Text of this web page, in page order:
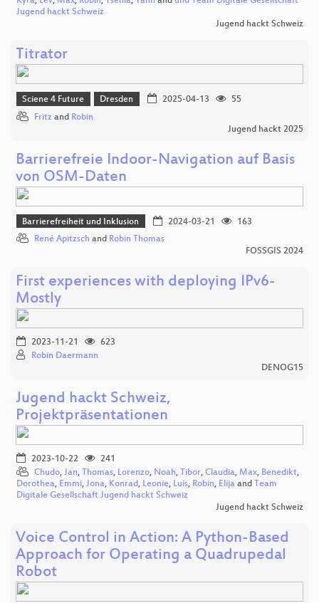
Jugend hackt Schweiz
Jugend hackt Schweiz
Titrator
Sciene 4 Future Dresden 2025-04-13
55
Fritz and Robin
Jugend hackt 2025
Barrierefreie Indoor-Navigation auf Basis
von OSM-Daten
Barrierefreiheit und Inklusion 2024-03-21
163
René Apitzsch and Robin Thomas
FOSSGIS 2024
First experiences with deploying IPv6-
Mostly
2023-11-21
623
Robin Daermann
DENOG15
Jugend hackt Schweiz,
Projektpräsentationen
2023-10-22
241
Chudo, Jan, Thomas, Lorenzo, Noah, Tibor, Claudia, Max, Benedikt,
Dorothea, Emmi, Jona, Konrad, Leonie, Luis, Robin, Elija and Team
Digitale Gesellschaft Jugend hackt Schweiz
Jugend hackt Schweiz
Voice Control in Action: A Python-Based
Approach for Operating a Quadrupedal
Robot